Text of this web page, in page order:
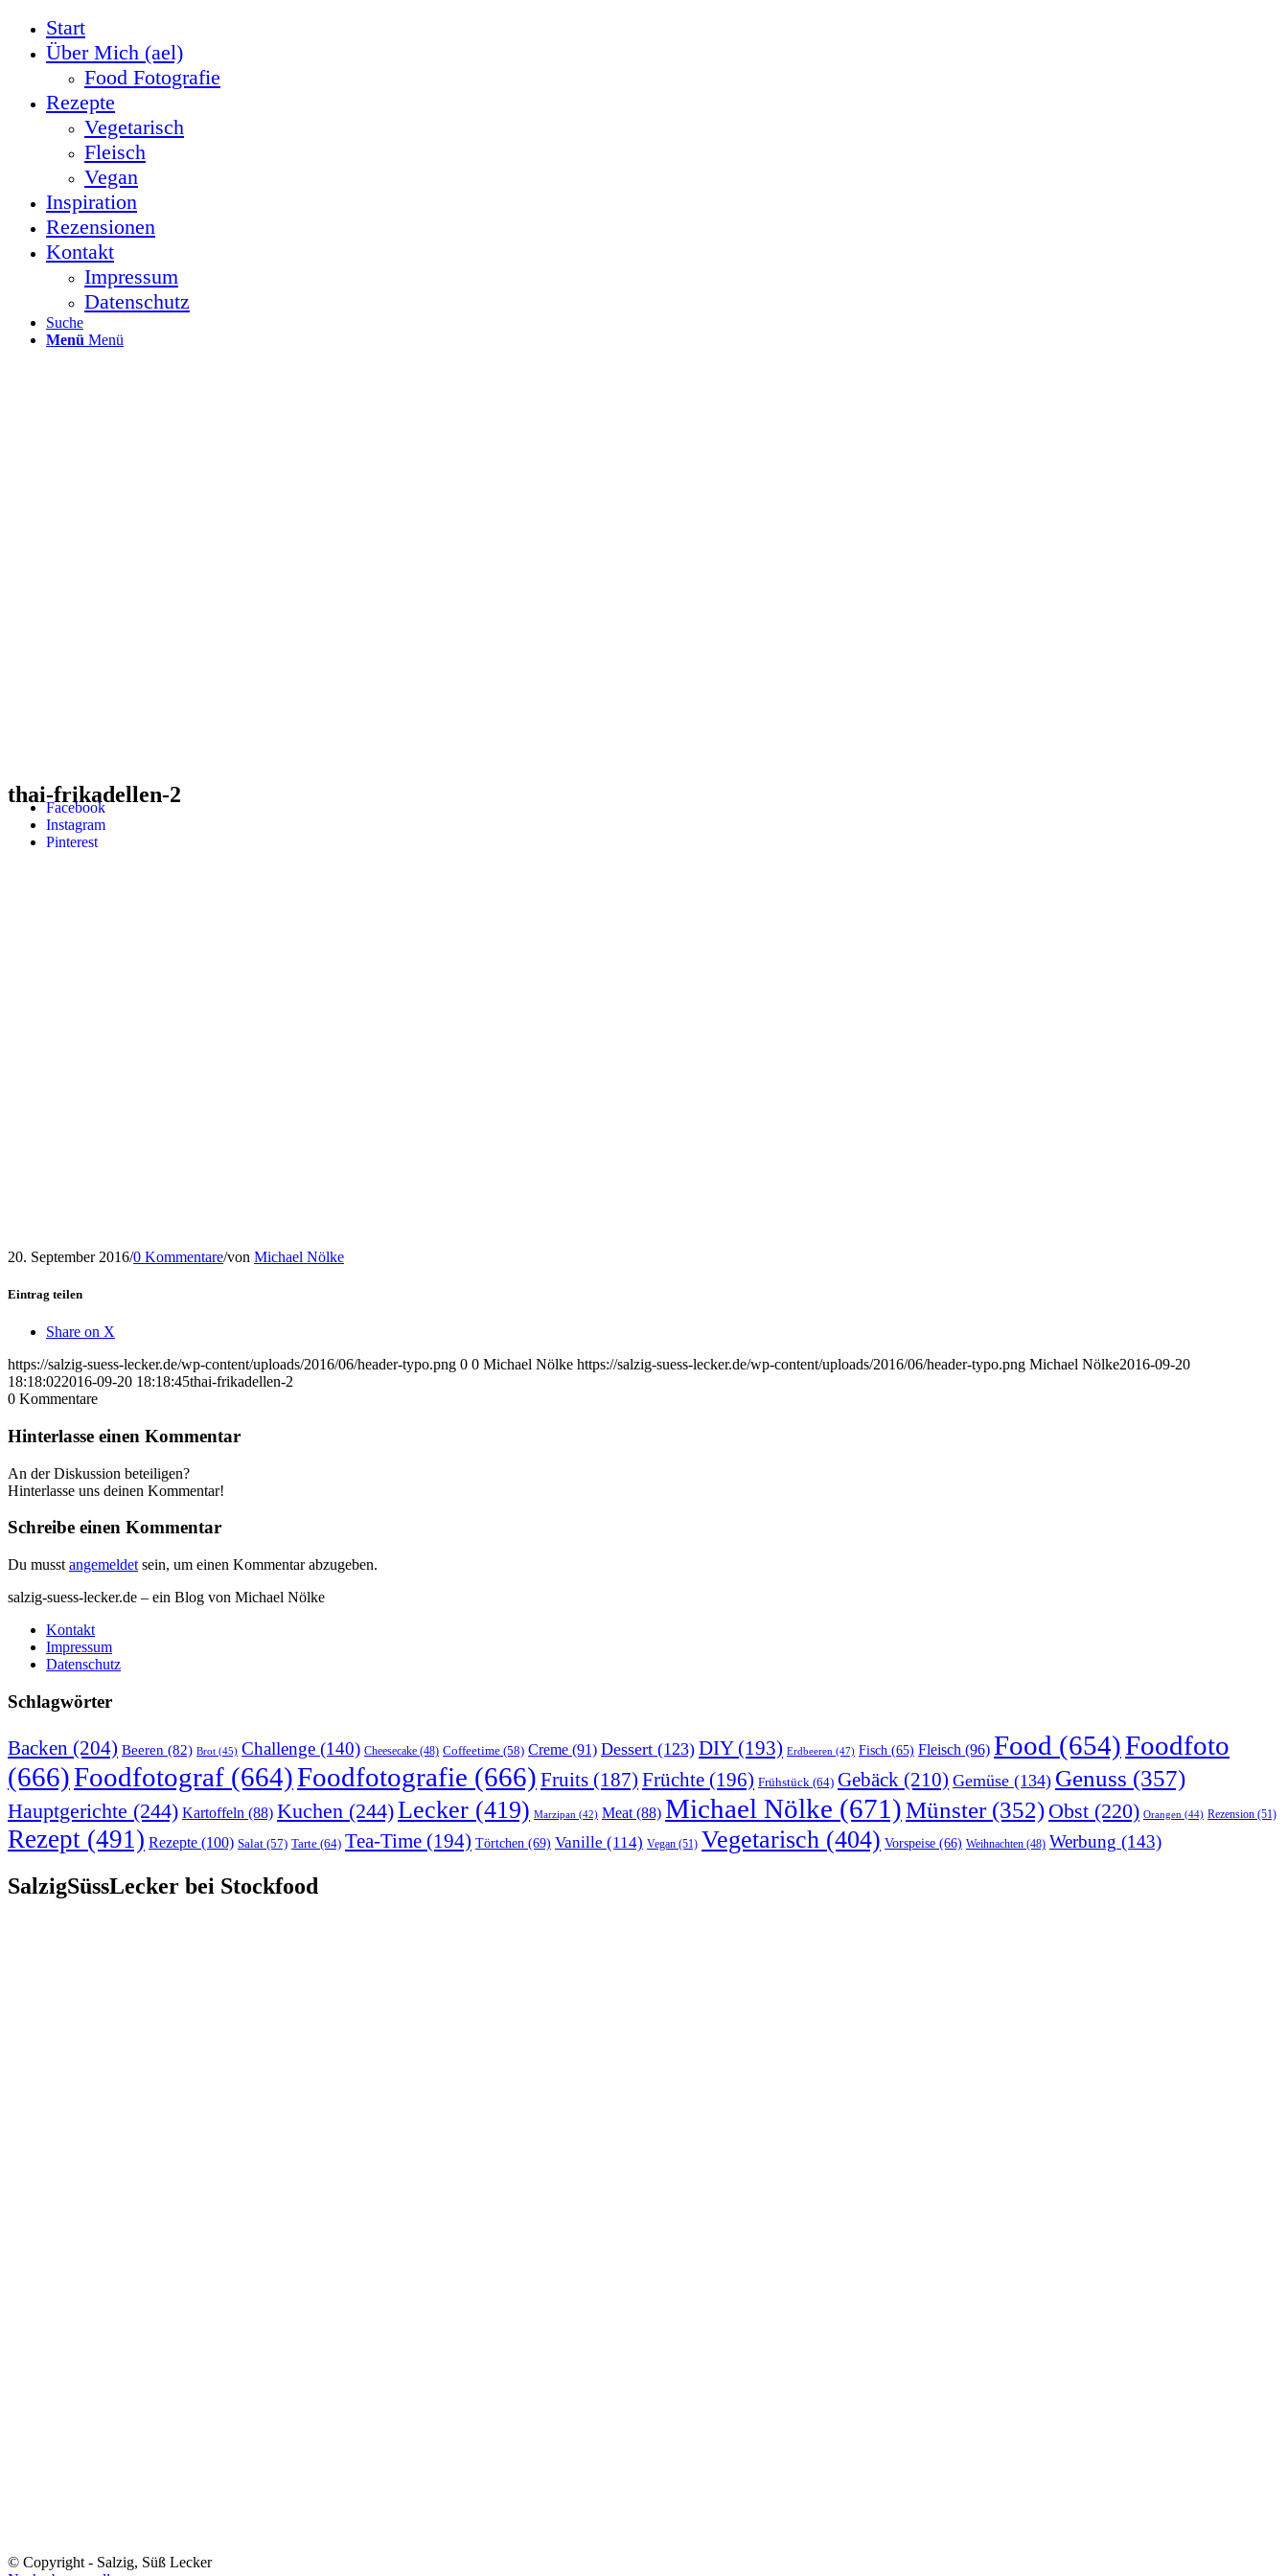
Start
Über Mich (ael)
Food Fotografie
Rezepte
Vegetarisch
Fleisch
Vegan
Inspiration
Rezensionen
Kontakt
Impressum
Datenschutz
Suche
Menü Menü
Facebook
Instagram
Pinterest
thai-frikadellen-2
20. September 2016/0 Kommentare/von Michael Nölke
Eintrag teilen
Share on X
https://salzig-suess-lecker.de/wp-content/uploads/2016/06/header-typo.png 0 0 Michael Nölke https://salzig-suess-lecker.de/wp-content/uploads/2016/06/header-typo.png Michael Nölke2016-09-20
18:18:022016-09-20 18:18:45thai-frikadellen-2
0 Kommentare
Hinterlasse einen Kommentar
An der Diskussion beteiligen?
Hinterlasse uns deinen Kommentar!
Schreibe einen Kommentar
Du musst angemeldet sein, um einen Kommentar abzugeben.
salzig-suess-lecker.de – ein Blog von Michael Nölke
Kontakt
Impressum
Datenschutz
Schlagwörter
Backen (204) Beeren (82) Brot (45) Challenge (140) Cheesecake (48) Coffeetime (58) Creme (91) Dessert (123) DIY(193) Erdbeeren (47) Fisch (65) Fleisch (96) Food (654)Foodfoto
(666)Foodfotograf (664)Foodfotografie (666) Fruits (187) Früchte (196) Frühstück (64) Gebäck (210) Gemüse (134) Genuss (357)
Hauptgerichte (244) Kartoffeln (88) Kuchen (244)Lecker (419) Marzipan (42) Meat(88) Michael Nölke (671)Münster(352) Obst (220) Orangen (44) Rezension (51)
Rezept (491) Rezepte (100) Salat (57) Tarte (64) Tea-Time (194) Törtchen (69) Vanille (114) Vegan (51) Vegetarisch (404) Vorspeise (66) Weihnachten (48) Werbung (143)
SalzigSüssLecker bei Stockfood
© Copyright - Salzig, Süß Lecker